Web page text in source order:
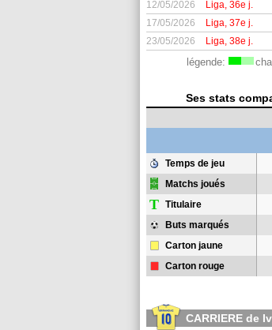
12/05/2026
Liga, 36e j.
17/05/2026
Liga, 37e j.
23/05/2026
Liga, 38e j.
légende:
Ses stats
Temps de jeu
Matchs joués
T Titulaire
Buts marqués
Carton jaune
Carton rouge
CARRIERE de